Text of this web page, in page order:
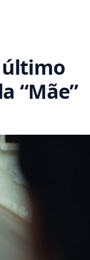
último
“Mãe”